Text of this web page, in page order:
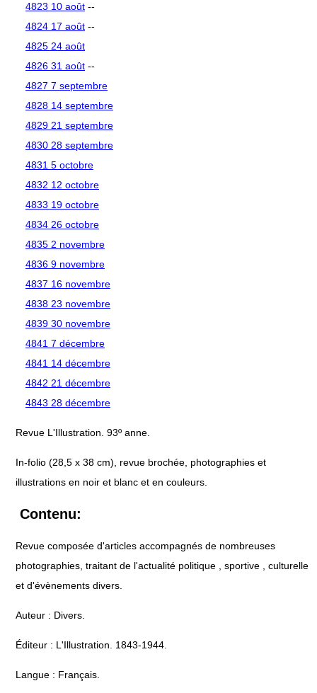
4823 10 août --
4824 17 août --
4825 24 août
4826 31 août --
4827 7 septembre
4828 14 septembre
4829 21 septembre
4830 28 septembre
4831 5 octobre
4832 12 octobre
4833 19 octobre
4834 26 octobre
4835 2 novembre
4836 9 novembre
4837 16 novembre
4838 23 novembre
4839 30 novembre
4841 7 décembre
4841 14 décembre
4842 21 décembre
4843 28 décembre
Revue L'Illustration. 93º anne.
In-folio (28,5 x 38 cm), revue brochée, photographies et
illustrations en noir et blanc et en couleurs.
Contenu:
Revue composée d'articles accompagnés de nombreuses
photographies, traitant de l'actualité politique , sportive , culturelle
et d'évènements divers.
Auteur : Divers.
Éditeur : L'Illustration. 1843-1944.
Langue : Français.